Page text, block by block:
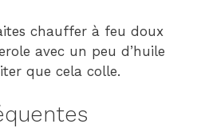
chauffer à feu doux
avec un peu d’huile
que cela colle.